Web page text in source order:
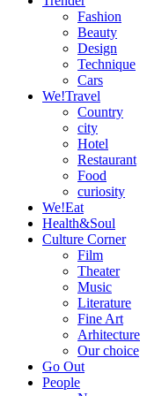
Fashion
Beauty
Design
Technique
Cars
We!Travel
Country
city
Hotel
Restaurant
Food
curiosity
We!Eat
Health&Soul
Culture Corner
Film
Theater
Music
Literature
Fine Art
Arhitecture
Our choice
Go Out
People